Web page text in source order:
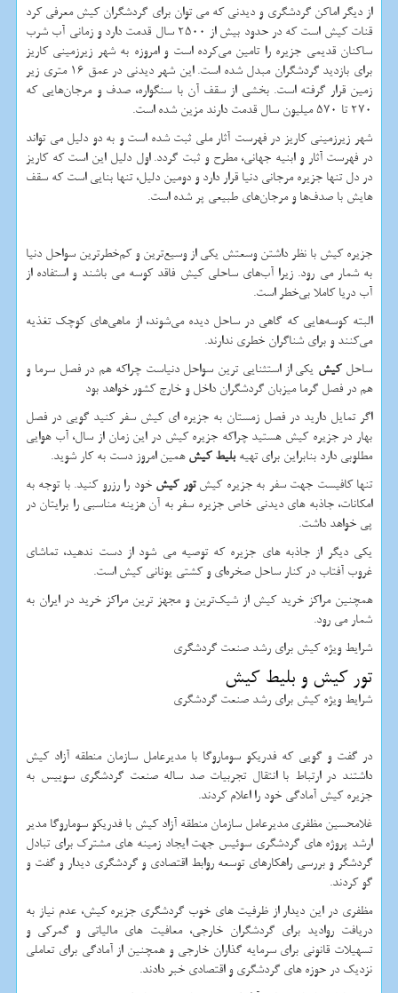
از دیگر اماکن گردشگری و دیدنی که می توان برای گردشگران کیش معرفی کرد
قنات کیش است که در حدود بیش از 2500 سال قدمت دارد و زمانی آب شرب
ساکنان قدیمی جزیره را تامین می‌کرده است و امروزه به شهر زیرزمینی کاریز
برای بازدید گردشگران مبدل شده است. این شهر دیدنی در عمق 16 متری زیر
زمین قرار گرفته است. بخشی از سقف آن با سنگواره، صدف و مرجان‌هایی که
270 تا 570 میلیون سال قدمت دارند مزین شده است.
شهر زیرزمینی کاریز در فهرست آثار ملی ثبت شده است و به دو دلیل می تواند
در فهرست آثار و ابنیه جهانی، مطرح و ثبت گردد. اول دلیل این است که کاریز
در دل تنها جزیره مرجانی دنیا قرار دارد و دومین دلیل، تنها بنایی است که سقف
هایش با صدف‌ها و مرجان‌های طبیعی پر شده است.
جزیره کیش با نظر داشتن وسعتش یکی از وسیع‌ترین و کم‌خطرترین سواحل دنیا
به شمار می رود. زیرا آب‌های ساحلی کیش فاقد کوسه می باشند و استفاده از
آب دریا کاملا بی‌خطر است.
البته کوسه‌هایی که گاهی در ساحل دیده می‌شوند، از ماهی‌های کوچک تغذیه
می‌کنند و برای شناگران خطری ندارند.
ساحلکیش یکی از استثنایی ترین سواحل دنیاست چراکه هم در فصل سرما و
هم در فصل گرما میزبان گردشگران داخل و خارج کشور خواهد بود
اگر تمایل دارید در فصل زمستان به جزیره ای کیش سفر کنید گویی در فصل
بهار در جزیره کیش هستید چراکه جزیره کیش در این زمان از سال، آب هوایی
مطلوبی دارد بنابراین برای تهیهبلیط کیشهمین امروز دست به کار شوید.
تنها کافیست جهت سفر به جزیره کیشتور کیش خود را رزرو کنید. با توجه به
امکانات، جاذبه های دیدنی خاص جزیره سفر به آن هزینه مناسبی را برایتان در
پی خواهد داشت.
یکی دیگر از جاذبه های جزیره که توصیه می شود از دست ندهید، تماشای
غروب آفتاب در کنار ساحل صخره‌ای و کشتی یونانی کیش است.
همچنین مراکز خرید کیش از شیک‌ترین و مجهز ترین مراکز خرید در ایران به
شمار می رود.
شرایط ویژه كيش برای رشد صنعت گردشگری
تور کیش و بلیط کیش
شرایط ویژه كيش برای رشد صنعت گردشگری
در گفت و گویی که فدریکو سوماروگا با مدیرعامل سازمان منطقه آزاد کیش
داشتند در ارتباط با انتقال تجربیات صد ساله صنعت گردشگری سوییس به
جزیره کیش آمادگی خود را اعلام کردند.
غلامحسین مظفری مدیرعامل سازمان منطقه آزاد کیش با فدریکو سوماروگا مدیر
ارشد پروژه‌ های گردشگری سوئیس جهت ایجاد زمینه های مشترک برای تبادل
گردشگر و بررسی راهکارهای توسعه روابط اقتصادی و گردشگری دیدار و گفت و
گو کردند.
مظفری در این دیدار از ظرفیت های خوب گردشگری جزیره کیش، عدم نیاز به
دریافت روادید برای گردشگران خارجی، معافیت های مالیاتی و گمرکی و
تسهیلات قانونی برای سرمایه گذاران خارجی و همچنین از آمادگی برای تعاملی
نزدیک در حوزه های گردشگری و اقتصادی خبر دادند.